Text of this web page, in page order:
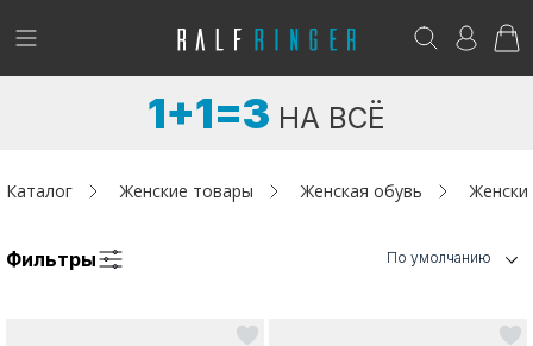
!
Женщинам
Возникли вопросы? - club@ralf.ru
1+1=3 НА ВСЁ
Каталог Женские товары Женская обувь
Фильтры По умолчанию